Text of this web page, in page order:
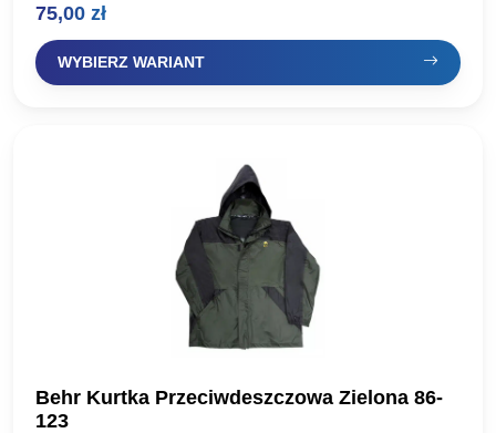
regulowane. Logo z przodu. Rzepy przy nogawce dla lepszej
75,00 zł
WYBIERZ WARIANT
Behr Kurtka Przeciwdeszczowa Zielona 86-
123